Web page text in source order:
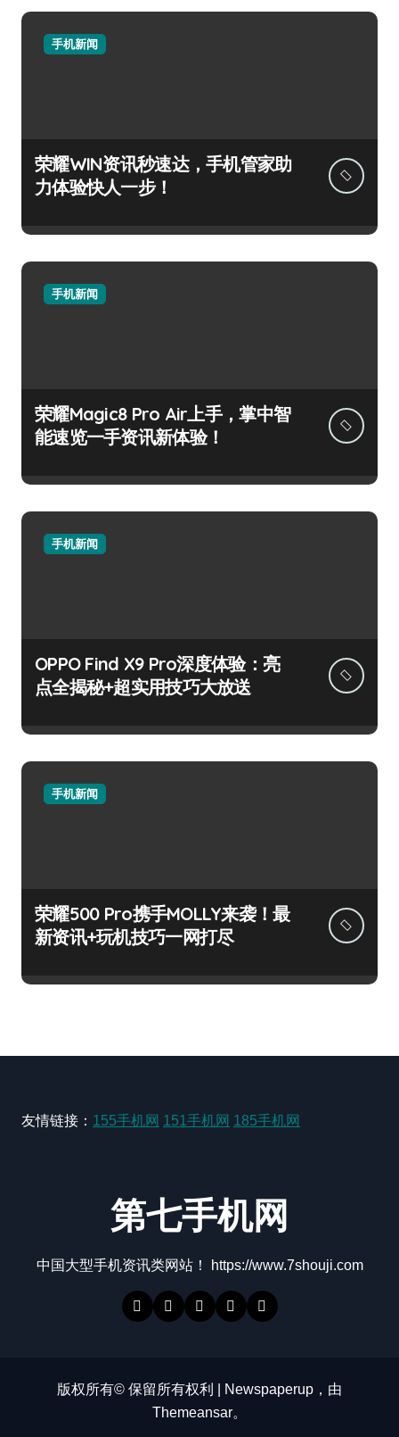
手机新闻
荣耀WIN资讯秒速达，手机管家助
力体验快人一步！
手机新闻
荣耀Magic8 Pro Air上手，掌中智
能速览一手资讯新体验！
手机新闻
OPPO Find X9 Pro深度体验：亮
点全揭秘+超实用技巧大放送
手机新闻
荣耀500 Pro携手MOLLY来袭！最
新资讯+玩机技巧一网打尽
友情链接： 155手机网 151手机网 185手机网
第七手机网
中国大型手机资讯类网站！ https://www.7shouji.com
版权所有© 保留所有权利 Newspaperup ，由
Themeansar。